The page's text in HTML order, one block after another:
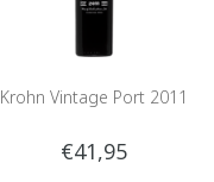
Krohn Vintage Port 2011
€41,95